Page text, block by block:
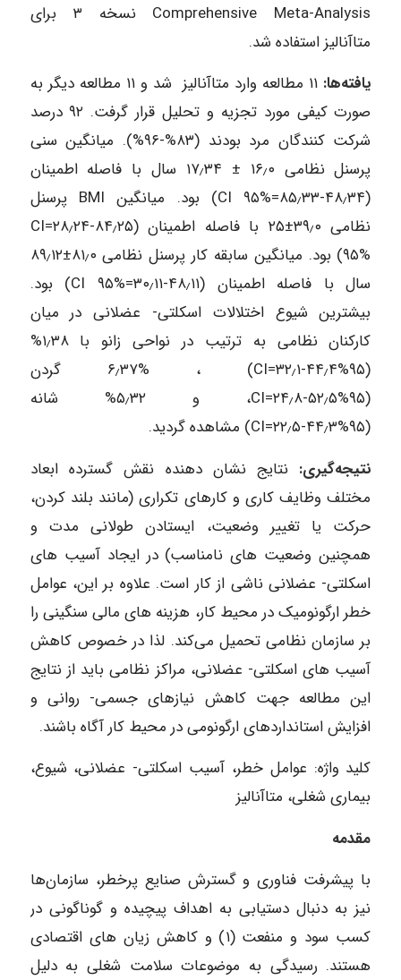
Comprehensive Meta-Analysis نسخه ۳ برای
متاآنالیز استفاده شد.
یافته‌ها:
۱۱ مطالعه وارد متاآنالیز شد و ۱۱ مطالعه دیگر به
صورت کیفی مورد تجزیه و تحلیل قرار گرفت. ۹۲ درصد
شرکت کنندگان مرد بودند (۸۳%-۹۶%). میانگین سنی
پرسنل نظامی ۱۶٫۰ ± ۱۷٫۳۴ سال با فاصله اطمینان
(۴۸٫۳۴-۸۵٫۳۳=CI ۹۵%) بود. میانگین BMI پرسنل
نظامی ۳۹٫۰±۲۵ با فاصله اطمینان (۸۴٫۲۵-۲۸٫۲۴=CI
۹۵%) بود. میانگین سابقه کار پرسنل نظامی ۸۱٫۰±۸۹٫۱۲
سال با فاصله اطمینان (۴۸٫۱۱-۳۰٫۱۱=CI ۹۵%) بود.
بیشترین شیوع اختلالات اسکلتی- عضلانی در میان
کارکنان نظامی به ترتیب در نواحی زانو با ۱٫۳۸%
(۹۵%CI=۳۲٫۱-۴۴٫۴) ، ۶٫۳۷% گردن
(۹۵%CI=۲۴٫۸-۵۲٫۵، و ۵٫۳۲% شانه
(۹۵%CI=۲۲٫۵-۴۴٫۳) مشاهده گردید.
نتیجه‌گیری: نتایج نشان دهنده نقش گسترده ابعاد
مختلف وظایف کاری و کارهای تکراری (مانند بلند کردن،
حرکت یا تغییر وضعیت، ایستادن طولانی مدت و
همچنین وضعیت های نامناسب) در ایجاد آسیب های
اسکلتی- عضلانی ناشی از کار است. علاوه بر این، عوامل
خطر ارگونومیک در محیط کار، هزینه های مالی سنگینی را
بر سازمان نظامی تحمیل می‌کند. لذا در خصوص کاهش
آسیب های اسکلتی- عضلانی، مراکز نظامی باید از نتایج
این مطالعه جهت کاهش نیازهای جسمی- روانی و
افزایش استانداردهای ارگونومی در محیط کار آگاه باشند.
کلید واژه: عوامل خطر، آسیب اسکلتی- عضلانی، شیوع،
بیماری شغلی، متاآنالیز
مقدمه
با پیشرفت فناوری و گسترش صنایع پرخطر، سازمان‌ها
نیز به دنبال دستیابی به اهداف پیچیده و گوناگونی در
کسب سود و منفعت (۱) و کاهش زیان‌ های اقتصادی
هستند. رسیدگی به موضوعات سلامت شغلی به دلیل